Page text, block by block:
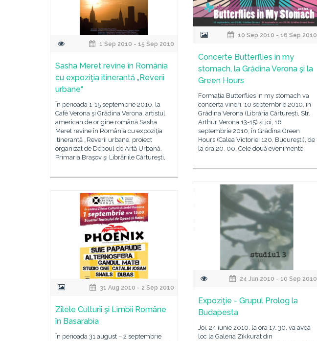
10 Sep 2010 - 16 Sep 2010
Concerte Butterflies in my
stomach, la Grădina Verona şi la
Green Hours
Formația Butterflies in my stomach va
concerta vineri, 10 septembrie 2010, în
Grădina Verona (Librăria Cărturești, Str.
Arthur Verona 13-15) și joi, 16
septembrie 2010, în Grădina Green
Hours (Calea Victoriei 120, Bucureşti), de
la ora 20. 00. Cele două evenimente
1 Sep 2010 - 15 Sep 2010
Sasha Meret revine în România
cu expoziţia itinerantă „Reverii
urbane“
În perioada 1-15 septembrie 2010, la
Café Verona şi Grădina Verona, artistul
american de origine română Sasha
Meret revine în România cu expoziţia
itinerantă „Reverii urbane, proiect
organizat de Depoul de Artă Urbană,
Primaria Braşov şi Librăriile Cărtureşti,
24 Jun 2010 - 10 Sep 2010
Expoziţie - Grupul Prolog la
Budapesta
Joi, 24 iunie 2010, la ora 17. 30, va avea
loc la Galeria Zikkurat din
31 Aug 2010 - 2 Sep 2010
Zilele Culturii şi Limbii Române
în Basarabia
În perioada 31 august – 2 septembrie